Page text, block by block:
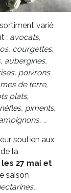
varié
: avocats,
courgettes,
aubergines,
poivrons
de terre,
plats,
piments,
…
soutien aux
la
les 27 mai et
saison